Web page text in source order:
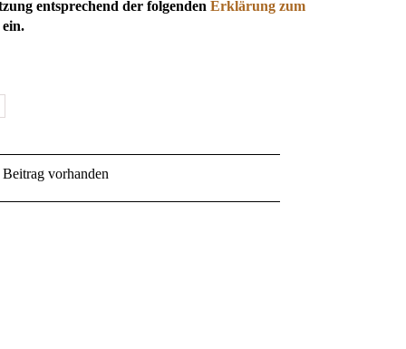
entsprechend der folgenden Erklärung zum
ein.
vorhanden